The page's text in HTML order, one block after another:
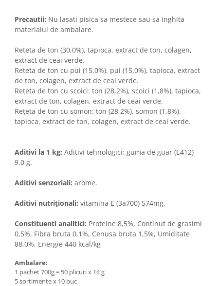
Precautii: Nu lasati pisica sa mestece sau sa inghita
materialul de ambalare.
Reteta de ton (30,0%), tapioca, extract de ton, colagen,
extract de ceai verde.
Reteta de ton cu pui (15,0%), pui (15,0%), tapioca, extract
de ton, colagen, extract de ceai verde.
Rețeta de ton cu scoici: ton (28,2%), scoici (1,8%), tapioca,
extract de ton, colagen, extract de ceai verde.
Rețeta de ton cu somon: ton (28,2%), somon (1,8%),
tapioca, extract de ton, colagen, extract de ceai verde.
Aditivi la 1 kg: Aditivi tehnologici: guma de guar (E412)
9,0 g.
Aditivi senzoriali: arome.
Aditivi nutriționali: vitamina E (3a700) 574mg.
Constituenti analitici: Proteine 8,5%, Continut de grasimi
0,5%, Fibra bruta 0,1%, Cenusa bruta 1,5%, Umiditate
88,0%, Energie 440 kcal/kg
Ambalare:
1 pachet 700g = 50 plicuri x 14 g
5 sortimente x 10 buc